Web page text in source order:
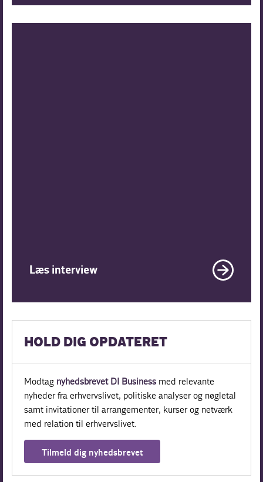
Læs interview
HOLD DIG OPDATERET
Modtag nyhedsbrevet DI Business med relevante
nyheder fra erhvervslivet, politiske analyser og nøgletal
samt invitationer til arrangementer, kurser og netværk
med relation til erhvervslivet.
Tilmeld dig nyhedsbrevet